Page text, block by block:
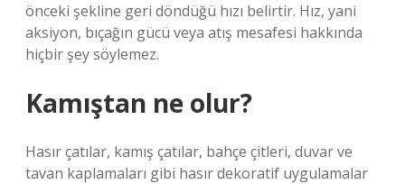
önceki şekline geri döndüğü hızı belirtir. Hız, yani
aksiyon, bıçağın gücü veya atış mesafesi hakkında
hiçbir şey söylemez.
Kamıştan ne olur?
Hasır çatılar, kamış çatılar, bahçe çitleri, duvar ve
tavan kaplamaları gibi hasır dekoratif uygulamalar